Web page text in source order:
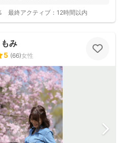
最終アクティブ： 12時間以内
み
5 (66)女性